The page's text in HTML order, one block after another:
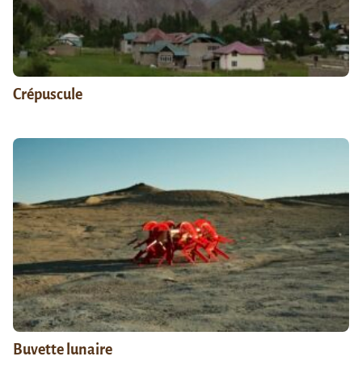
Crépuscule
Buvette lunaire